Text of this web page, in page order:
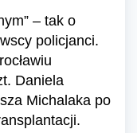
– tak o
policjanci.
Daniela
Michalaka po